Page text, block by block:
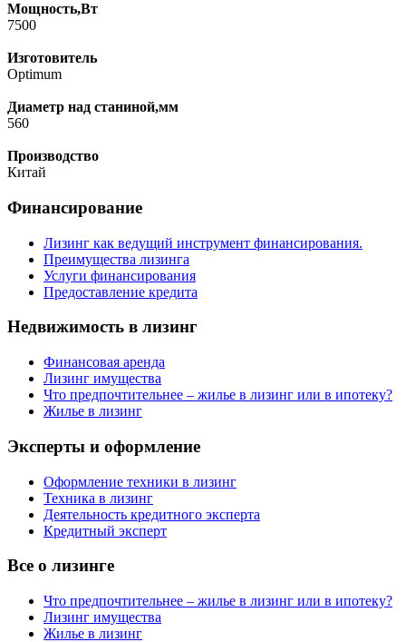
Мощность,Вт
7500
Изготовитель
Optimum
Диаметр над станиной,мм
560
Производство
Китай
Финансирование
Лизинг как ведущий инструмент финансирования.
Преимущества лизинга
Услуги финансирования
Предоставление кредита
Недвижимость в лизинг
Финансовая аренда
Лизинг имущества
Что предпочтительнее – жилье в лизинг или в ипотеку?
Жилье в лизинг
Эксперты и оформление
Оформление техники в лизинг
Техника в лизинг
Деятельность кредитного эксперта
Кредитный эксперт
Все о лизинге
Что предпочтительнее – жилье в лизинг или в ипотеку?
Лизинг имущества
Жилье в лизинг